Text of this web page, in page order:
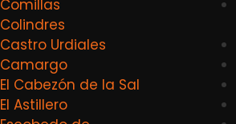
Comillas
Colindres
Castro Urdiales
Camargo
El Cabezón de la Sal
El Astillero